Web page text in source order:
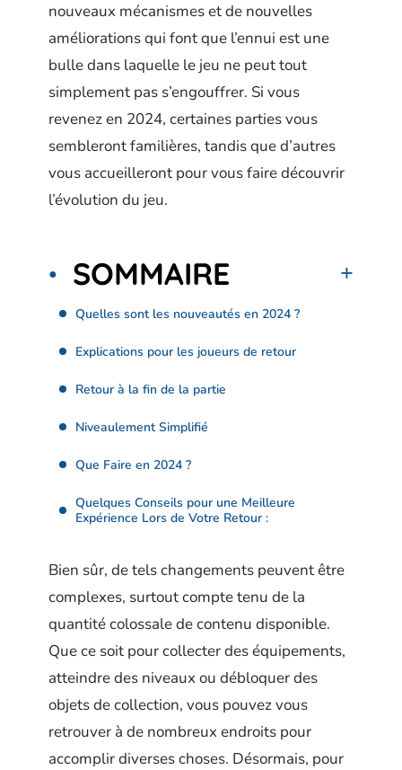
nouveaux mécanismes et de nouvelles
améliorations qui font que l’ennui est une
bulle dans laquelle le jeu ne peut tout
simplement pas s’engouffrer. Si vous
revenez en 2024, certaines parties vous
sembleront familières, tandis que d’autres
vous accueilleront pour vous faire découvrir
l’évolution du jeu.
SOMMAIRE
Quelles sont les nouveautés en 2024 ?
Explications pour les joueurs de retour
Retour à la fin de la partie
Niveaulement Simplifié
Que Faire en 2024 ?
Quelques Conseils pour une Meilleure
Expérience Lors de Votre Retour :
Bien sûr, de tels changements peuvent être
complexes, surtout compte tenu de la
quantité colossale de contenu disponible.
Que ce soit pour collecter des équipements,
atteindre des niveaux ou débloquer des
objets de collection, vous pouvez vous
retrouver à de nombreux endroits pour
accomplir diverses choses. Désormais, pour